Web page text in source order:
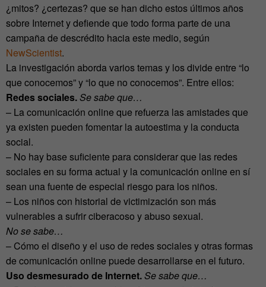
¿mitos? ¿certezas? que se han dicho estos últimos años
sobre Internet y defiende que todo forma parte de una
campaña de descrédito hacia este medio, según
NewScientist.
La investigación aborda varios temas y los divide entre “lo
que conocemos” y “lo que no conocemos”. Entre ellos:
Redes sociales.Se sabe que…
– La comunicación online que refuerza las amistades que
ya existen pueden fomentar la autoestima y la conducta
social.
– No hay base suficiente para considerar que las redes
sociales en su forma actual y la comunicación online en sí
sean una fuente de especial riesgo para los niños.
– Los niños con historial de victimización son más
vulnerables a sufrir ciberacoso y abuso sexual.
No se sabe…
– Cómo el diseño y el uso de redes sociales y otras formas
de comunicación online puede desarrollarse en el futuro.
Uso desmesurado de Internet.Se sabe que…